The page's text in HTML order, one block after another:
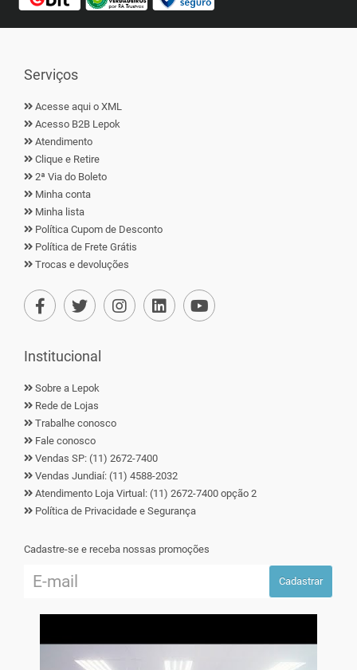
Serviços
Acesse aqui o XML
Acesso B2B Lepok
Atendimento
Clique e Retire
2ª Via do Boleto
Minha conta
Minha lista
Política Cupom de Desconto
Política de Frete Grátis
Trocas e devoluções
Institucional
Sobre a Lepok
Rede de Lojas
Trabalhe conosco
Fale conosco
Vendas SP: (11) 2672-7400
Vendas Jundiaí: (11) 4588-2032
Atendimento Loja Virtual: (11) 2672-7400 opção 2
Política de Privacidade e Segurança
Cadastre-se e receba nossas promoções
Cadastrar